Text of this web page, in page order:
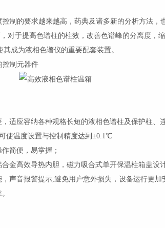
控制的要求越来越高，药典及诸多新的分析方法，
对于提高色谱柱的柱效，改善色谱峰的分离度，
成为液相色谱仪的重要配套装置。
控制元器件
适应容纳各种规格长短的液相色谱柱及保护柱、
使温度设置与控制精度达到±0.1℃
简便，易掌握；
金高效导热内胆，磁力吸合式单开保温柱箱盖设
声音报警提示,避免用户意外损失，设备运行更加